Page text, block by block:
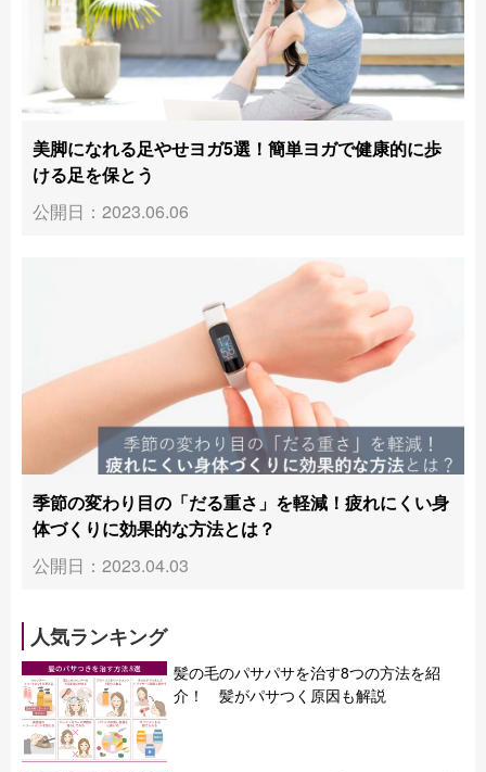
美脚になれる足やせヨガ5選！簡単ヨガで健康的に歩
ける足を保とう
公開日：2023.06.06
季節の変わり目の「だる重さ」を軽減！疲れにくい身
体づくりに効果的な方法とは？
公開日：2023.04.03
人気ランキング
髪の毛のパサパサを治す8つの方法を紹
介！ 髪がパサつく原因も解説